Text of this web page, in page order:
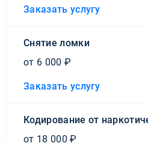
Заказать услугу
Снятие ломки
от 6 000 ₽
Заказать услугу
Кодирование от
от 18 000 ₽